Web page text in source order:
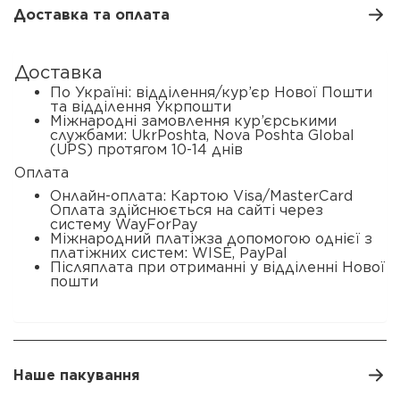
Доставка та оплата
Доставка
По Україні: відділення/кур’єр Нової Пошти
та відділення Укрпошти
Міжнародні замовлення кур’єрськими
службами: UkrPoshta, Nova Poshta Global
(UPS) протягом 10-14 днів
Оплата
Онлайн-оплата: Картою Visa/MasterCard
Оплата здійснюється на сайті через
систему WayForPay
Міжнародний платіжза допомогою однієї з
платіжних систем: WISE, PayPal
Післяплата при отриманні у відділенні Нової
пошти
Наше пакування